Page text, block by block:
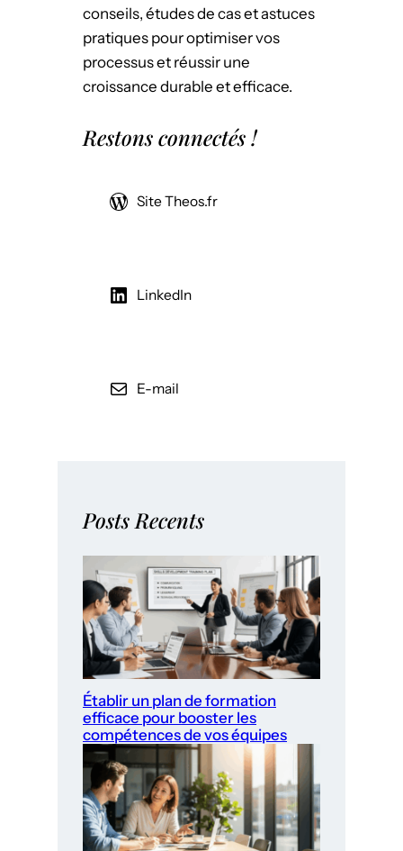
conseils, études de cas et astuces
pratiques pour optimiser vos
processus et réussir une
croissance durable et efficace.
Restons connectés !
Site Theos.fr
LinkedIn
E-mail
Posts Recents
Établir un plan de formation
efficace pour booster les
compétences de vos équipes